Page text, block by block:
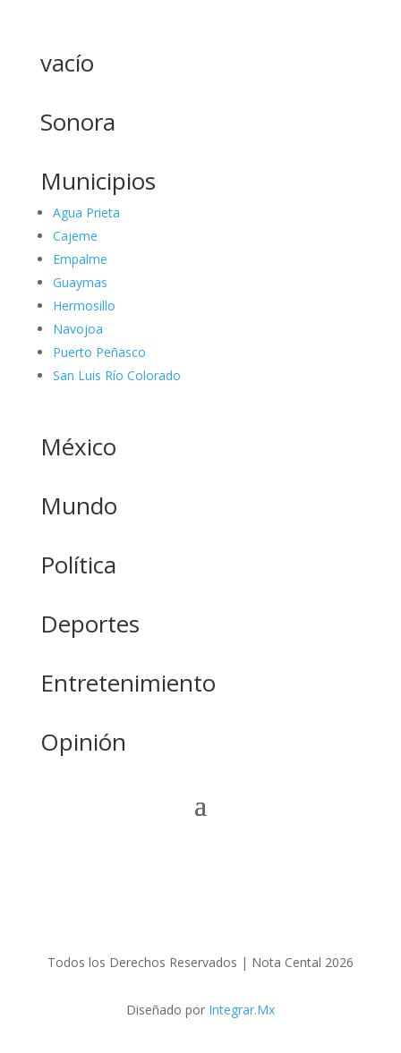
vacío
Sonora
Municipios
Agua Prieta
Cajeme
Empalme
Guaymas
Hermosillo
Navojoa
Puerto Peñasco
San Luis Río Colorado
México
Mundo
Política
Deportes
Entretenimiento
Opinión
Todos los Derechos Reservados | Nota Cental 2026
Diseñado por Integrar.Mx